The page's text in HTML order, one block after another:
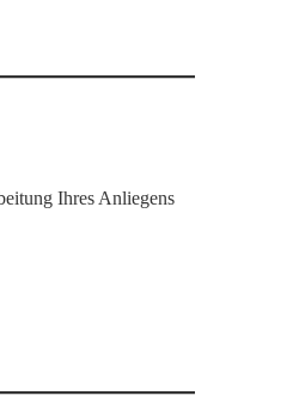
Ihres Anliegens